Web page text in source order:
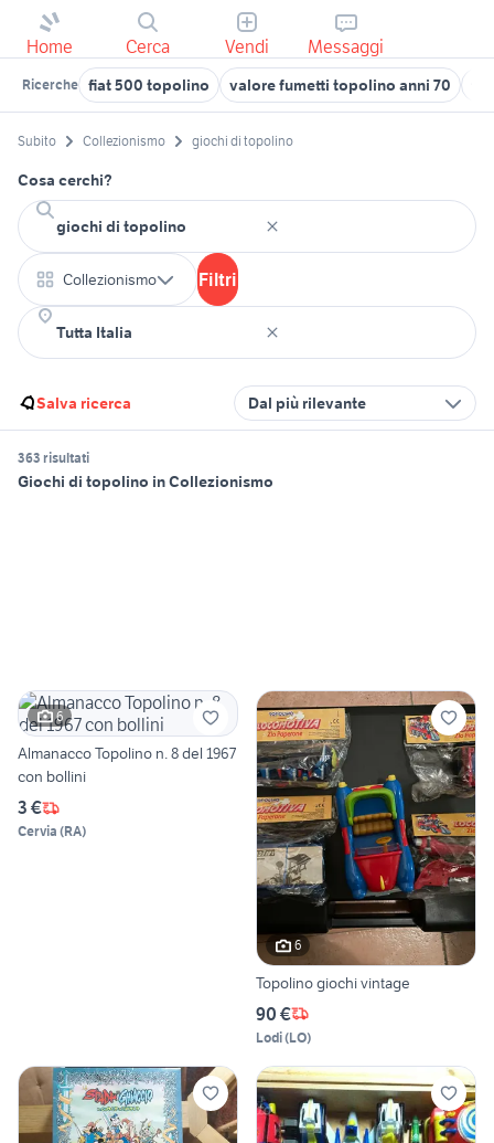
Home Cerca Vendi Messaggi
Ricerche fiat 500 topolino valore fumetti topolino anni 70
Subito Collezionismo giochi di topolino
Cosa cerchi?
Collezionismo Filtri
Salva ricerca Dal più rilevante
363 risultati
Giochi di topolino in Collezionismo
6
Almanacco Topolino n. 8 del 1967
con bollini
3 €
Cervia (RA)
6
Topolino giochi vintage
90 €
Lodi(LO)